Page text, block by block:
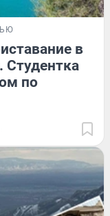
в
Студентка
по